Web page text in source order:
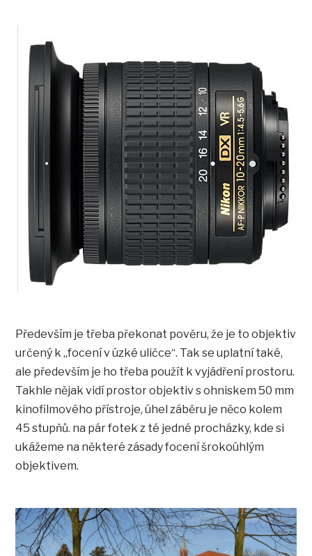
Především je třeba překonat pověru, že je to objektiv
určený k „focení v úzké uličce“. Tak se uplatní také,
ale především je ho třeba použít k vyjádření prostoru.
Takhle nějak vidí prostor objektiv s ohniskem 50 mm
kinofilmového přístroje, úhel záběru je něco kolem
45 stupňů. na pár fotek z té jedné procházky, kde si
ukážeme na některé zásady focení šrokoúhlým
objektivem.